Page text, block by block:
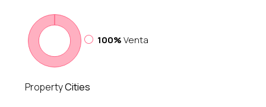
100%Venta
PropertyCities